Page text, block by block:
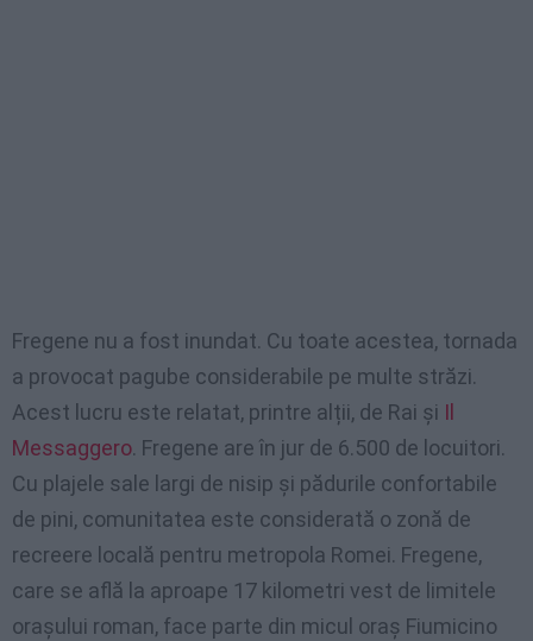
Fregene nu a fost inundat. Cu toate acestea, tornada
a provocat pagube considerabile pe multe străzi.
Acest lucru este relatat, printre alții, de Rai și Il
Messaggero. Fregene are în jur de 6.500 de locuitori.
Cu plajele sale largi de nisip și pădurile confortabile
de pini, comunitatea este considerată o zonă de
recreere locală pentru metropola Romei. Fregene,
care se află la aproape 17 kilometri vest de limitele
orașului roman, face parte din micul oraș Fiumicino